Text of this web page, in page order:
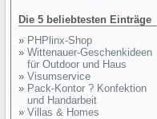
Die 5 beliebtesten Einträge
» PHPlinx-Shop
» Wittenauer-Geschenkideen
für Outdoor und Haus
» Visumservice
» Pack-Kontor ? Konfektion
und Handarbeit
» Villas & Homes